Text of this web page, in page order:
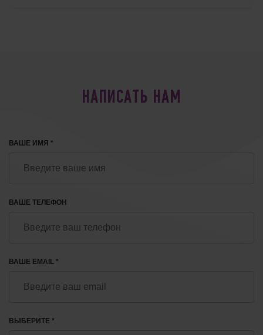
НАПИСАТЬ НАМ
ВАШЕ ИМЯ *
ВАШЕ ТЕЛЕФОН
ВАШЕ EMAIL *
ВЫБЕРИТЕ *